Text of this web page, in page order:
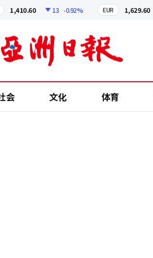
-0.92% EUR 1,629.60
会 文化 体育